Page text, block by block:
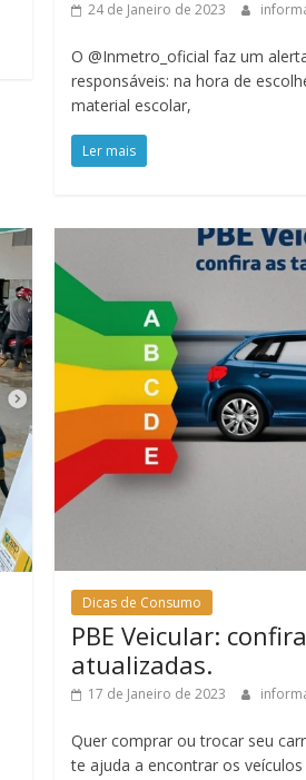
24 de Janeiro de 2023
O @Inmetro_oficial faz um
responsáveis: na hora de
material escolar,
Ler mais
Dicas de Consumo
PBE Veicular:
atualizadas.
17 de Janeiro de 2023
Quer comprar ou trocar seu
te ajuda a encontrar os